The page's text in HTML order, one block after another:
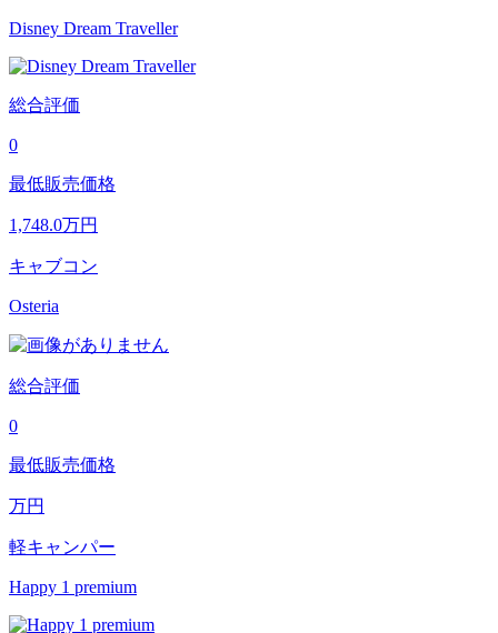
Disney Dream Traveller
総合評価
0
最低販売価格
1,748.0万円
キャブコン
Osteria
総合評価
0
最低販売価格
万円
軽キャンパー
Happy 1 premium